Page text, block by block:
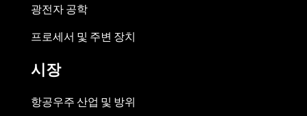
광전자 공학
프로세서 및 주변 장치
시장
항공우주 산업 및 방위